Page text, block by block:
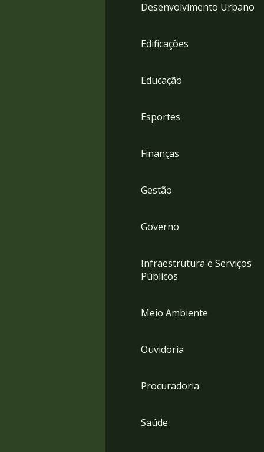
Desenvolvimento Urbano
Edificações
Educação
Esportes
Finanças
Gestão
Governo
Infraestrutura e Serviços
Públicos
Meio Ambiente
Ouvidoria
Procuradoria
Saúde